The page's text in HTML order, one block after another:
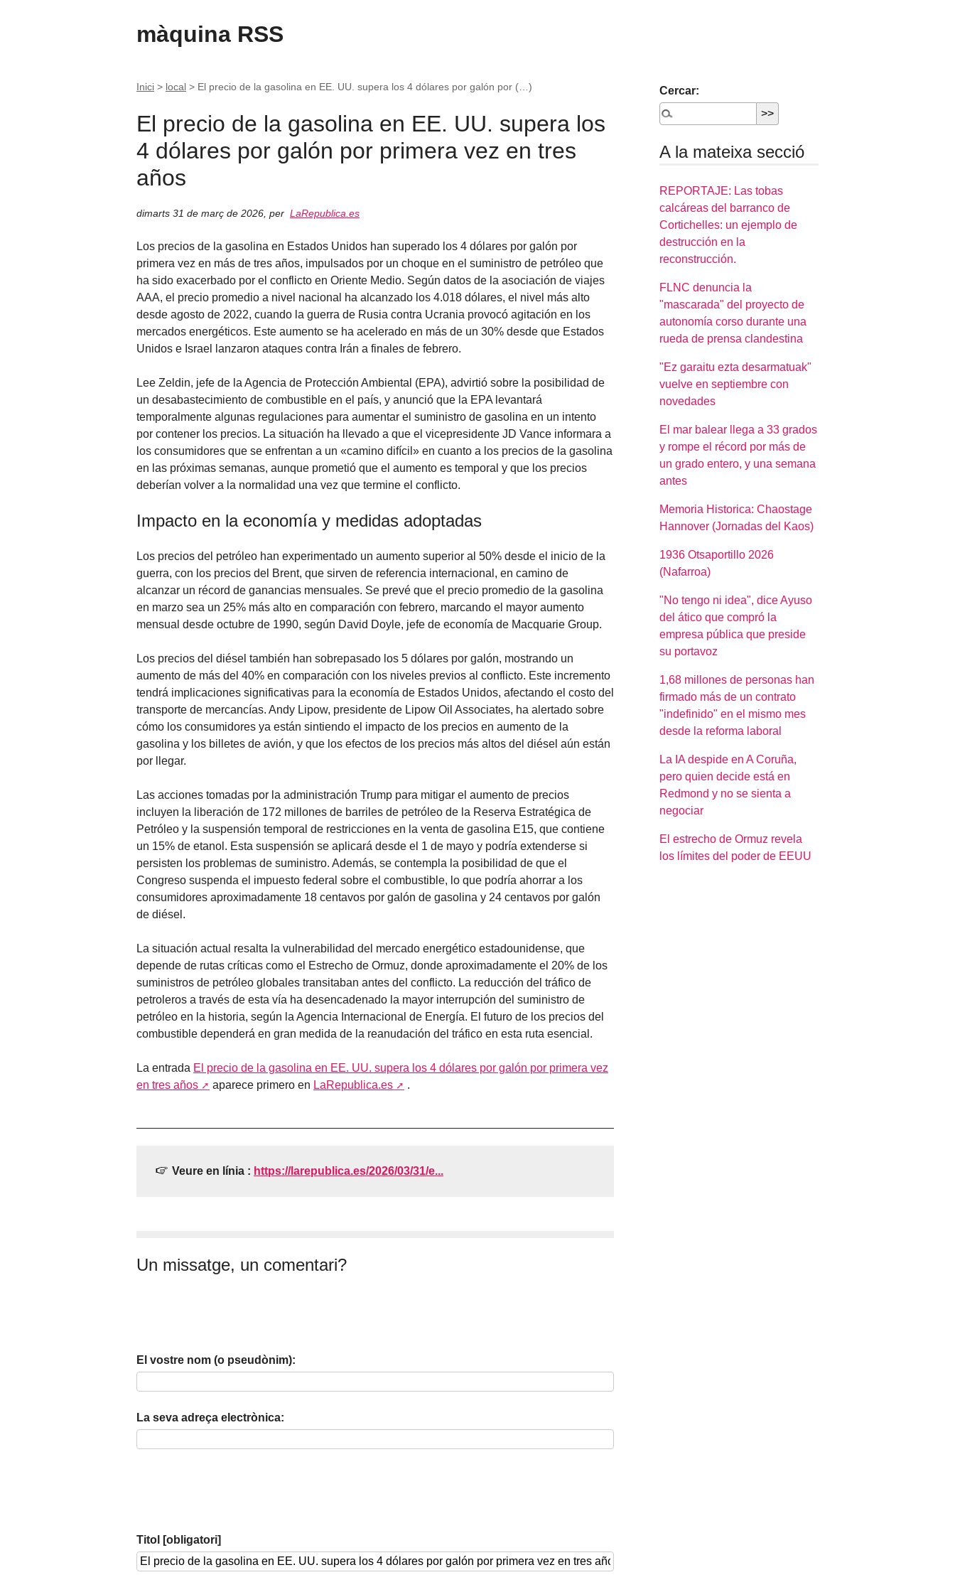
màquina RSS
Inici > local > El precio de la gasolina en EE. UU. supera los 4 dólares por galón por (…)
El precio de la gasolina en EE. UU. supera los
4 dólares por galón por primera vez en tres
años
dimarts 31 de març de 2026 per LaRepublica.es
Los precios de la gasolina en Estados Unidos han superado los 4 dólares por galón por
primera vez en más de tres años, impulsados por un choque en el suministro de petróleo que
ha sido exacerbado por el conflicto en Oriente Medio. Según datos de la asociación de viajes
AAA, el precio promedio a nivel nacional ha alcanzado los 4.018 dólares, el nivel más alto
desde agosto de 2022, cuando la guerra de Rusia contra Ucrania provocó agitación en los
mercados energéticos. Este aumento se ha acelerado en más de un 30% desde que Estados
Unidos e Israel lanzaron ataques contra Irán a finales de febrero.
Lee Zeldin, jefe de la Agencia de Protección Ambiental (EPA), advirtió sobre la posibilidad de
un desabastecimiento de combustible en el país, y anunció que la EPA levantará
temporalmente algunas regulaciones para aumentar el suministro de gasolina en un intento
por contener los precios. La situación ha llevado a que el vicepresidente JD Vance informara a
los consumidores que se enfrentan a un «camino difícil» en cuanto a los precios de la gasolina
en las próximas semanas, aunque prometió que el aumento es temporal y que los precios
deberían volver a la normalidad una vez que termine el conflicto.
Impacto en la economía y medidas adoptadas
Los precios del petróleo han experimentado un aumento superior al 50% desde el inicio de la
guerra, con los precios del Brent, que sirven de referencia internacional, en camino de
alcanzar un récord de ganancias mensuales. Se prevé que el precio promedio de la gasolina
en marzo sea un 25% más alto en comparación con febrero, marcando el mayor aumento
mensual desde octubre de 1990, según David Doyle, jefe de economía de Macquarie Group.
Los precios del diésel también han sobrepasado los 5 dólares por galón, mostrando un
aumento de más del 40% en comparación con los niveles previos al conflicto. Este incremento
tendrá implicaciones significativas para la economía de Estados Unidos, afectando el costo del
transporte de mercancías. Andy Lipow, presidente de Lipow Oil Associates, ha alertado sobre
cómo los consumidores ya están sintiendo el impacto de los precios en aumento de la
gasolina y los billetes de avión, y que los efectos de los precios más altos del diésel aún están
por llegar.
Las acciones tomadas por la administración Trump para mitigar el aumento de precios
incluyen la liberación de 172 millones de barriles de petróleo de la Reserva Estratégica de
Petróleo y la suspensión temporal de restricciones en la venta de gasolina E15, que contiene
un 15% de etanol. Esta suspensión se aplicará desde el 1 de mayo y podría extenderse si
persisten los problemas de suministro. Además, se contempla la posibilidad de que el
Congreso suspenda el impuesto federal sobre el combustible, lo que podría ahorrar a los
consumidores aproximadamente 18 centavos por galón de gasolina y 24 centavos por galón
de diésel.
La situación actual resalta la vulnerabilidad del mercado energético estadounidense, que
depende de rutas críticas como el Estrecho de Ormuz, donde aproximadamente el 20% de los
suministros de petróleo globales transitaban antes del conflicto. La reducción del tráfico de
petroleros a través de esta vía ha desencadenado la mayor interrupción del suministro de
petróleo en la historia, según la Agencia Internacional de Energía. El futuro de los precios del
combustible dependerá en gran medida de la reanudación del tráfico en esta ruta esencial.
La entrada El precio de la gasolina en EE. UU. supera los 4 dólares por galón por primera vez
en tres años
aparece primero en LaRepublica.es .
Veure en línia : https://larepublica.es/2026/03/31/e...
Un missatge, un comentari?
El vostre nom (o pseudònim):
La seva adreça electrònica:
Titol [obligatori]
Cercar:
A la mateixa secció
REPORTAJE: Las tobas
calcáreas del barranco de
Cortichelles: un ejemplo de
destrucción en la
reconstrucción.
FLNC denuncia la
"mascarada" del proyecto de
autonomía corso durante una
rueda de prensa clandestina
"Ez garaitu ezta desarmatuak"
vuelve en septiembre con
novedades
El mar balear llega a 33 grados
y rompe el récord por más de
un grado entero, y una semana
antes
Memoria Historica: Chaostage
Hannover (Jornadas del Kaos)
1936 Otsaportillo 2026
(Nafarroa)
"No tengo ni idea", dice Ayuso
del ático que compró la
empresa pública que preside
su portavoz
1,68 millones de personas han
firmado más de un contrato
"indefinido" en el mismo mes
desde la reforma laboral
La IA despide en A Coruña,
pero quien decide está en
Redmond y no se sienta a
negociar
El estrecho de Ormuz revela
los límites del poder de EEUU